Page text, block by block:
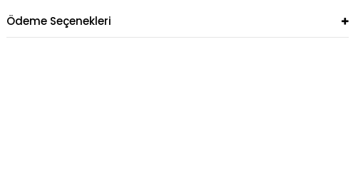
Ödeme Seçenekleri